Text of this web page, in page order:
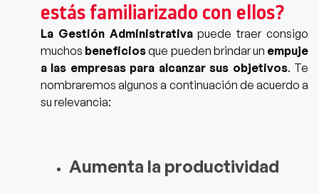
estás familiarizado con ellos?
La Gestión Administrativapuede traer consigo
muchos beneficiosque pueden brindar un empuje
a las empresas para alcanzar sus objetivos. Te
nombraremos algunos a continuación de acuerdo a
su relevancia:
Aumenta la productividad